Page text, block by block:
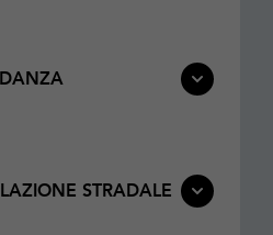
STRADALE